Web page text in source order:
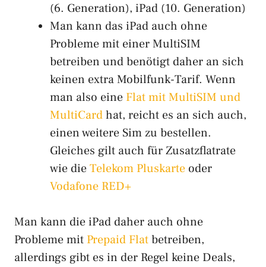
(6. Generation), iPad (10. Generation)
Man kann das iPad auch ohne
Probleme mit einer MultiSIM
betreiben und benötigt daher an sich
keinen extra Mobilfunk-Tarif. Wenn
man also eine Flat mit MultiSIM und
MultiCardhat, reicht es an sich auch,
einen weitere Sim zu bestellen.
Gleiches gilt auch für Zusatzflatrate
wie dieTelekom Pluskarte oder
Vodafone RED+
Man kann die iPad daher auch ohne
Probleme mit Prepaid Flatbetreiben,
allerdings gibt es in der Regel keine Deals,